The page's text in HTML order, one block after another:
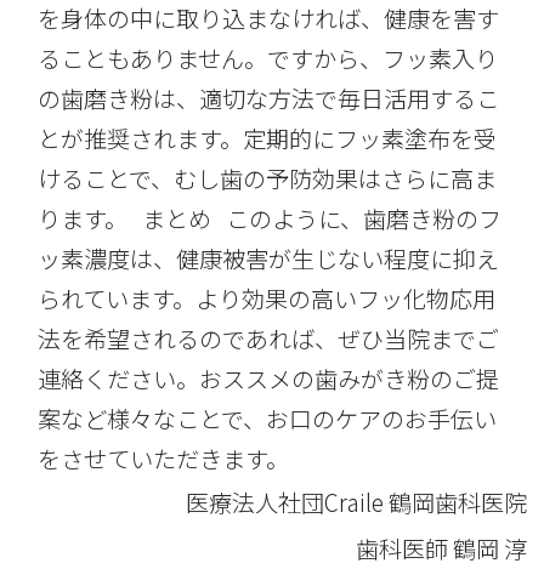
を身体の中に取り込まなければ、健康を害す
ることもありません。ですから、フッ素入り
の歯磨き粉は、適切な方法で毎日活用するこ
とが推奨されます。定期的にフッ素塗布を受
けることで、むし歯の予防効果はさらに高ま
ります。 まとめ このように、歯磨き粉のフ
ッ素濃度は、健康被害が生じない程度に抑え
られています。より効果の高いフッ化物応用
法を希望されるのであれば、ぜひ当院までご
連絡ください。おススメの歯みがき粉のご提
案など様々なことで、お口のケアのお手伝い
をさせていただきます。
医療法人社団Craile 鶴岡歯科医院
歯科医師鶴岡 淳